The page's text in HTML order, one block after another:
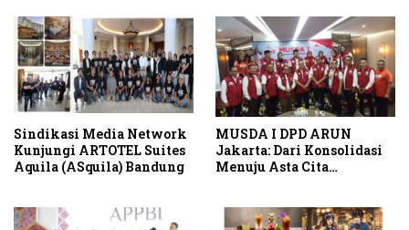
Sindikasi Media Network
Kunjungi ARTOTEL Suites
Aquila (ASquila) Bandung
MUSDA I DPD ARUN
Jakarta: Dari Konsolidasi
Menuju Asta Cita